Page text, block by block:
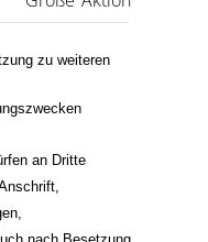
zu weiteren
an Dritte